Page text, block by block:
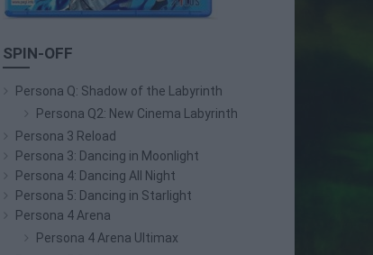
SPIN-OFF
Persona Q: Shadow of the Labyrinth
Persona Q2: New Cinema Labyrinth
Persona 3 Reload
Persona 3: Dancing in Moonlight
Persona 4: Dancing All Night
Persona 5: Dancing in Starlight
Persona 4 Arena
Persona 4 Arena Ultimax